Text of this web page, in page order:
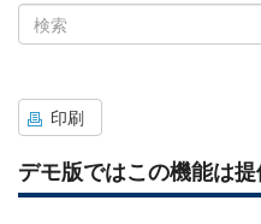
検
索
印刷
デモ版ではこの機能は